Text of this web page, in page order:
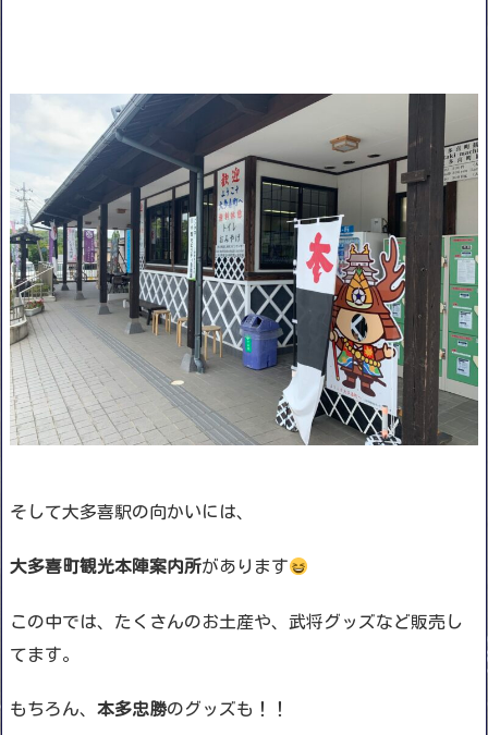
そして大多喜駅の向かいには、
大多喜町観光本陣案内所があります
この中では、たくさんのお土産や、武将グッズなど販売し
てます。
もちろん、 本多忠勝のグッズも！！